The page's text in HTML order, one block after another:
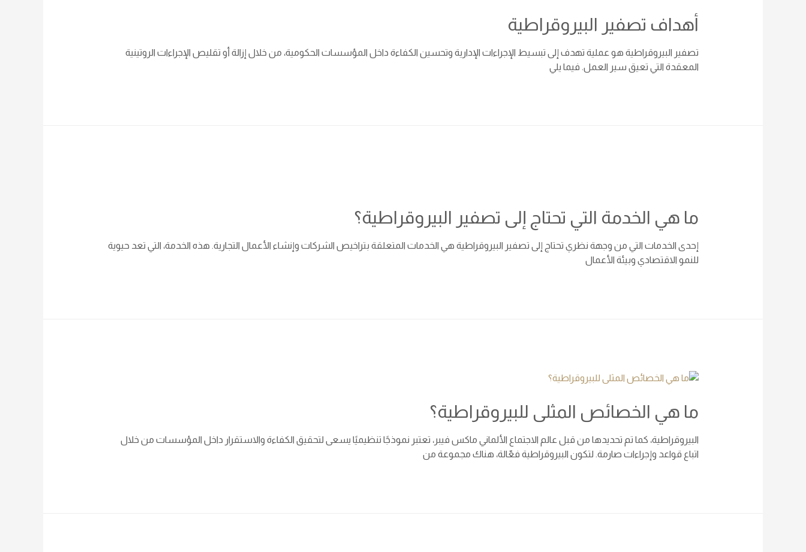
أهداف تصفير البيروقراطية
تصفير البيروقراطية هو عملية تهدف إلى تبسيط الإجراءات الإدارية وتحسين الكفاءة داخل المؤسسات الحكومية، من خلال إزالة أو تقليص الإجراءات الروتينية
المعقدة التي تعيق سير العمل. فيما يلي
ما هي الخدمة التي تحتاج إلى تصفير البيروقراطية؟
إحدى الخدمات التي من وجهة نظري تحتاج إلى تصفير البيروقراطية هي الخدمات المتعلقة بتراخيص الشركات وإنشاء الأعمال التجارية. هذه الخدمة، التي تعد حيوية
للنمو الاقتصادي وبيئة الأعمال
ما هي الخصائص المثلى للبيروقراطية؟
البيروقراطية، كما تم تحديدها من قبل عالم الاجتماع الألماني ماكس فيبر، تعتبر نموذجًا تنظيميًا يسعى لتحقيق الكفاءة والاستقرار داخل المؤسسات من خلال
اتباع قواعد وإجراءات صارمة. لتكون البيروقراطية فعّالة، هناك مجموعة من